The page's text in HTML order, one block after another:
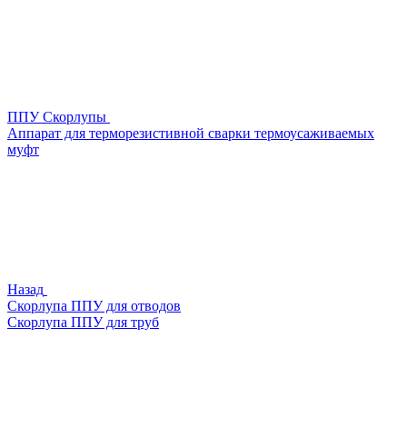
ППУ Скорлупы
Аппарат для терморезистивной сварки термоусаживаемых
муфт
Назад
Скорлупа ППУ для отводов
Скорлупа ППУ для труб